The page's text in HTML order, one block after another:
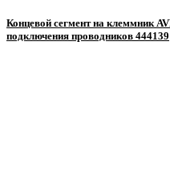
Концевой сегмент на клеммник
подключения проводников 444139